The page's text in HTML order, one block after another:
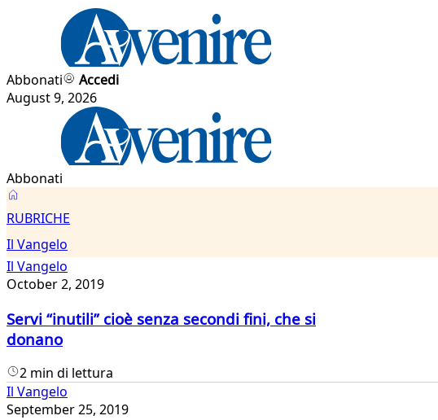
Abbonati
Accedi
August 9, 2026
Abbonati
Il
Vangelo
RUBRICHE
Il Vangelo
Il Vangelo
October 2, 2019
Servi “inutili” cioè senza secondi fini, che si
donano
2 min di lettura
Il Vangelo
September 25, 2019